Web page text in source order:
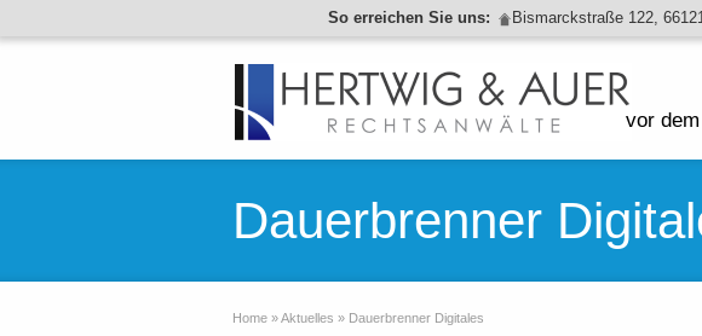
So erreichen Sie uns: Bismarckstraße 122,
vor
Dauerbrenner
Home »Aktuelles » Dauerbrenner Digitales